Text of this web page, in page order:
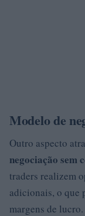
Modelo de
Outro aspecto
negociação sem
traders realizem
adicionais, o que
margens de